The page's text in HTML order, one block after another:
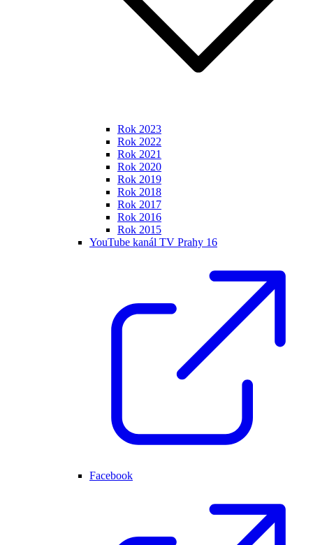
Rok 2023
Rok 2022
Rok 2021
Rok 2020
Rok 2019
Rok 2018
Rok 2017
Rok 2016
Rok 2015
YouTube kanál TV Prahy 16
Facebook